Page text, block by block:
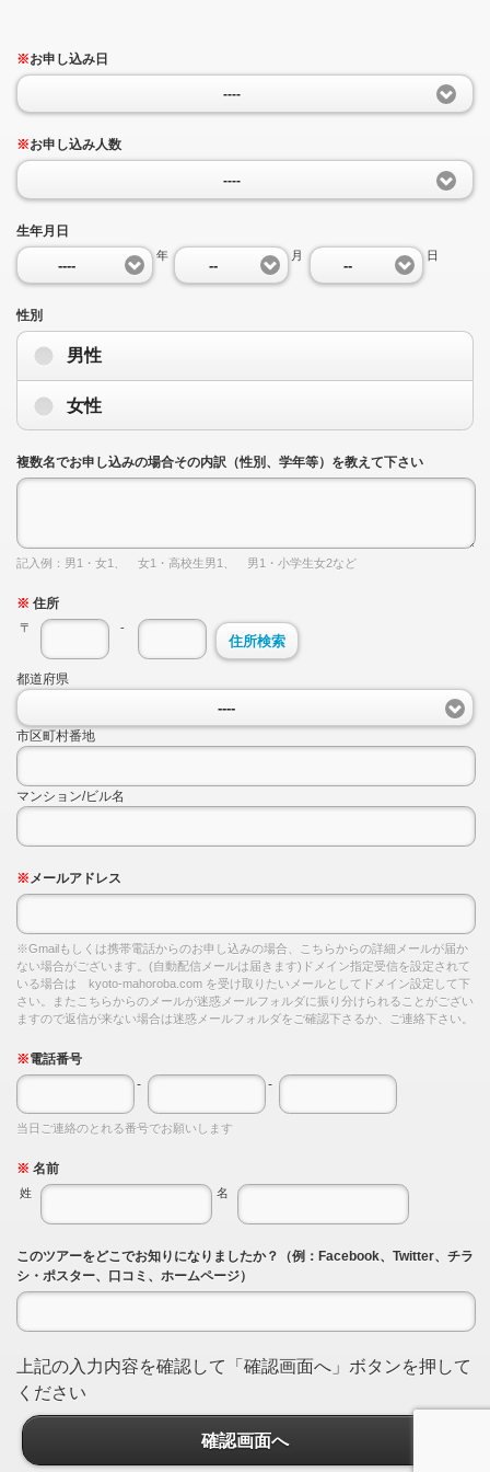
※お申し込み日
----
※お申し込み人数
----
生年月日
----
年
--
月
--
日
性別
男性
女性
複数名でお申し込みの場合その内訳（性別、学年等）を教えて下さい
記入例：男1・女1、 女1・高校生男1、 男1・小学生女2など
※ 住所
〒 -
住所検索
都道府県
----
市区町村番地
マンション/ビル名
※メールアドレス
※Gmailもしくは携帯電話からのお申し込みの場合、こちらからの詳細メールが届か
ない場合がございます。(自動配信メールは届きます)ドメイン指定受信を設定されて
いる場合は kyoto-mahoroba.com を受け取りたいメールとしてドメイン設定して下
さい。またこちらからのメールが迷惑メールフォルダに振り分けられることがござい
ますので返信が来ない場合は迷惑メールフォルダをご確認下さるか、ご連絡下さい。
※電話番号
-
-
当日ご連絡のとれる番号でお願いします
※ 名前
姓 名
このツアーをどこでお知りになりましたか？（例：Facebook、Twitter、チラ
シ・ポスター、口コミ、ホームページ）
上記の入力内容を確認して「確認画面へ」ボタンを押して
ください
確認画面へ